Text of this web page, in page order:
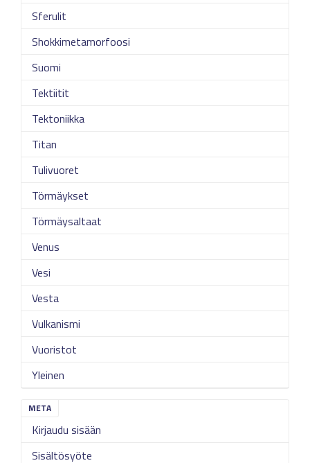
Sferulit
Shokkimetamorfoosi
Suomi
Tektiitit
Tektoniikka
Titan
Tulivuoret
Törmäykset
Törmäysaltaat
Venus
Vesi
Vesta
Vulkanismi
Vuoristot
Yleinen
META
Kirjaudu sisään
Sisältösyöte